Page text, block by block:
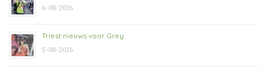
6-08-2026
Triest nieuws voor Grey
5-08-2026